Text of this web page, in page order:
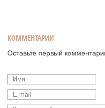
КОММЕНТАРИИ
Оставьте первый